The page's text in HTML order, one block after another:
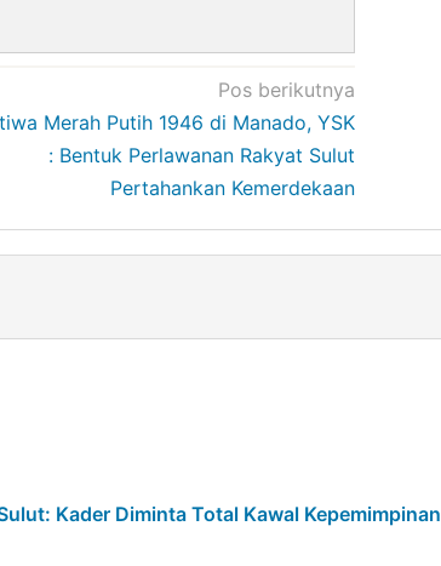
Pos berikutnya
Merah Putih 1946 di Manado, YSK
: Bentuk Perlawanan Rakyat Sulut
Pertahankan Kemerdekaan
Kader Diminta Total Kawal Kepemimpinan